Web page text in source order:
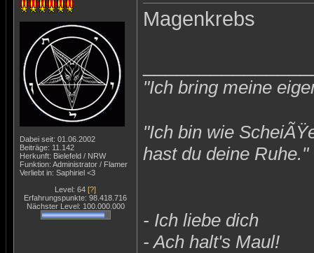
Dabei seit: 01.06.2002
Beiträge: 11.142
Herkunft: Bielefeld / NRW
Funktion: Administrator / Flamer
Verliebt in: Saphiriel <3
Level: 64 [?]
Erfahrungspunkte: 98.418.716
Nächster Level: 100.000.000
Magenkrebs
"Ich bring meine
"Ich bin wie
hast du deine
- Ich liebe dich
- Ach halt's Maul!